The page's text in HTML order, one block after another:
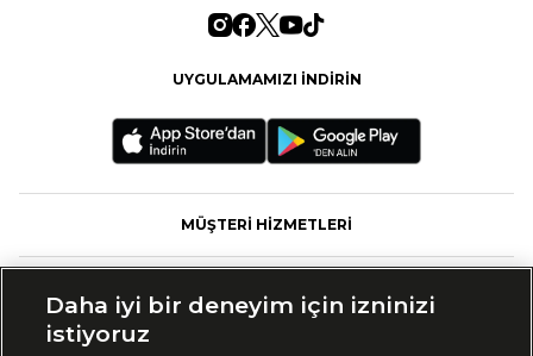
UYGULAMAMIZI İNDİRİN
MÜŞTERİ HİZMETLERİ
Daha iyi bir deneyim için izninizi
istiyoruz